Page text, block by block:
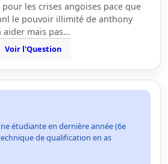
les crises angoises pace que
le pouvoir illimité de anthony
aider mais pas…
Voir l'Question
étudiante en dernière année (6e
de qualification en as